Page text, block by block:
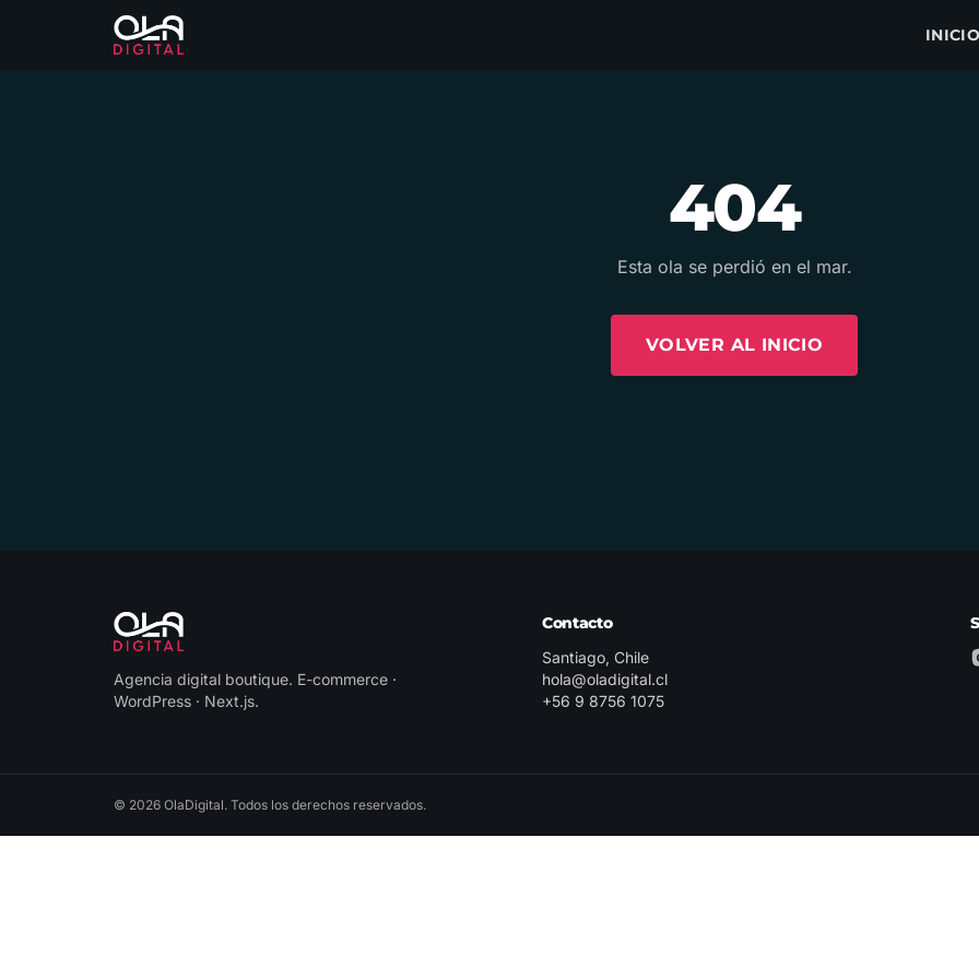
404
Esta ola se perdió en el mar.
VOLVER AL INICIO
Agencia digital boutique. E-commerce ·
WordPress · Next.js.
Contacto
Santiago, Chile
hola@oladigital.cl
+56 9 8756 1075
© 2026 OlaDigital. Todos los derechos reservados.